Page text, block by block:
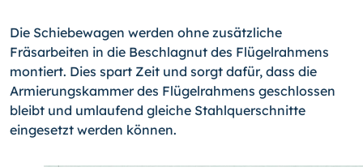
Die Schiebewagen werden ohne zusätzliche
Fräsarbeiten in die Beschlagnut des Flügelrahmens
montiert. Dies spart Zeit und sorgt dafür, dass die
Armierungskammer des Flügelrahmens geschlossen
bleibt und umlaufend gleiche Stahlquerschnitte
eingesetzt werden können.